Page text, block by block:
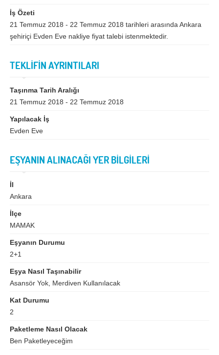
Aydın
Bingöl Bitlis
Bursa Çanakkale
Çankırı
Düzce Edirne
Erzurum
Gaziantep
Gümüşhane
Hatay
İzmir K.Maraş
Karabük
Kayseri
İş Özeti
21 Temmuz 2018 - 22 Temmuz 2018 tarihleri arasında Ankara
şehiriçi Evden Eve nakliye fiyat talebi istenmektedir.
TEKLİFİN AYRINTILARI
Taşınma Tarih Aralığı
21 Temmuz 2018 - 22 Temmuz 2018
Yapılacak İş
Evden Eve
EŞYANIN ALINACAĞI YER BİLGİLERİ
İl
Ankara
İlçe
MAMAK
Eşyanın Durumu
2+1
Eşya Nasıl Taşınabilir
Asansör Yok, Merdiven Kullanılacak
Kat Durumu
2
Paketleme Nasıl Olacak
Ben Paketleyeceğim